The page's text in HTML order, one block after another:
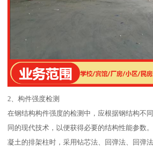
2、构件强度检测
在钢结构构件强度的检测中，应根据钢结构不
同的现代技术，以便获得必要的结构性能参数
凝土的排架柱时，采用钻芯法、回弹法、回弹